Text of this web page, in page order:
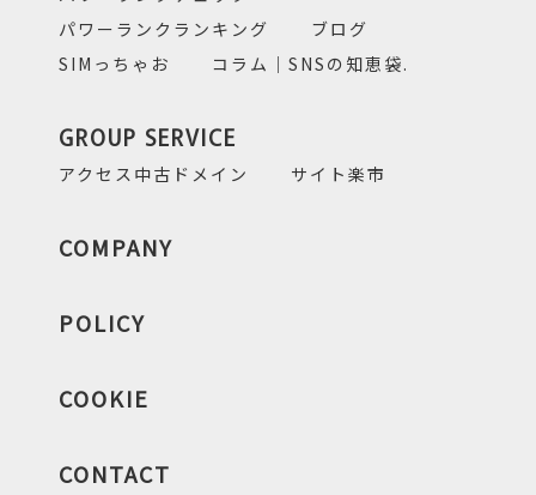
パワーランクランキング
ブログ
SIMっちゃお
コラム｜SNSの知恵袋.
GROUP SERVICE
アクセス中古ドメイン サイト楽市
COMPANY
POLICY
COOKIE
CONTACT